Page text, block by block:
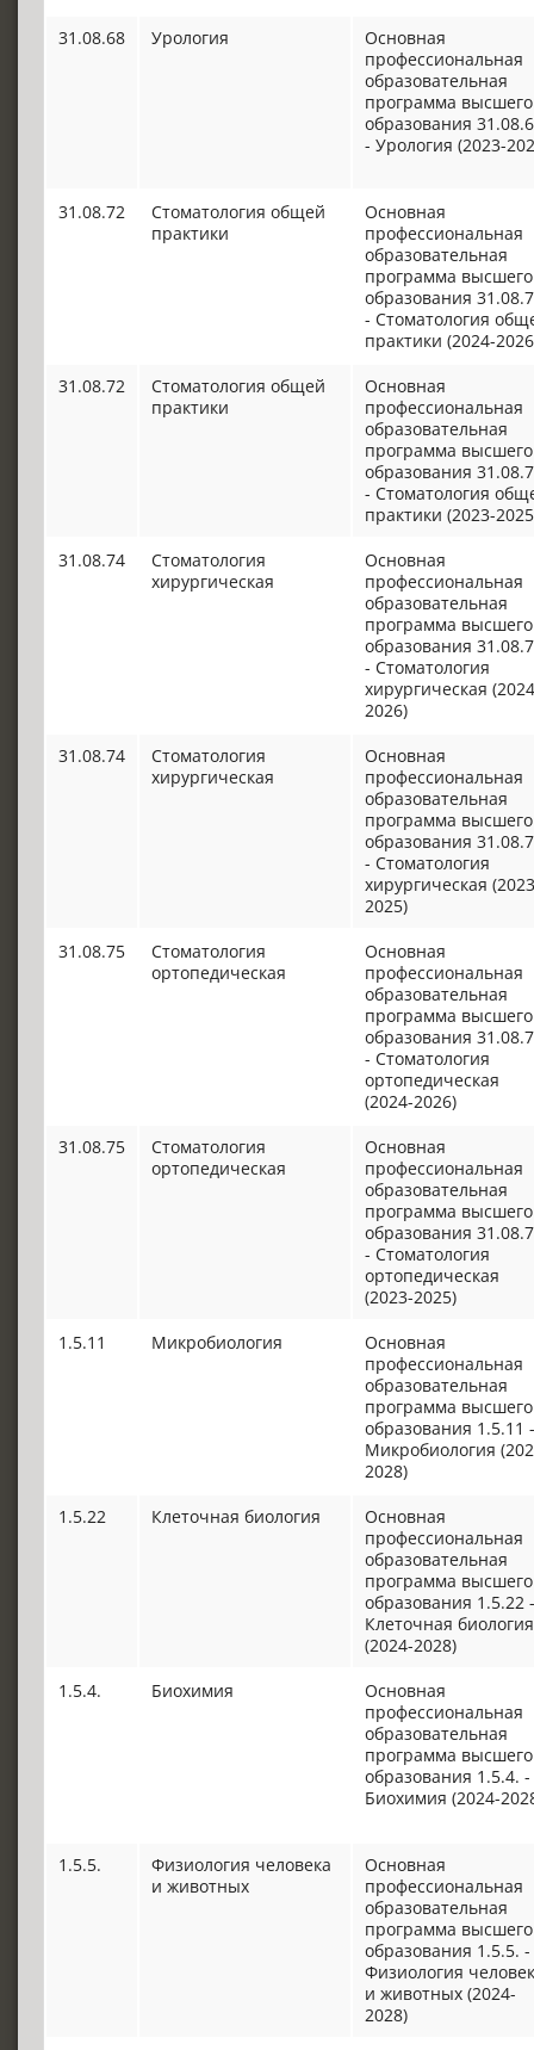
31.08.68 Урология
Основная
профессиональная
образовательная
программа высшего
образования
- Урология (2023-
31.08.72
Стоматология общей
практики
Основная
профессиональная
образовательная
программа высшего
образования
- Стоматология
практики (2024-
31.08.72
Стоматология общей
практики
Основная
профессиональная
образовательная
программа высшего
образования
- Стоматология
практики (2023-
31.08.74
Стоматология
хирургическая
Основная
профессиональная
образовательная
программа высшего
образования
- Стоматология
хирургическая
2026)
31.08.74
Стоматология
хирургическая
Основная
профессиональная
образовательная
программа высшего
образования
- Стоматология
хирургическая
2025)
31.08.75
Стоматология
ортопедическая
Основная
профессиональная
образовательная
программа высшего
образования
- Стоматология
ортопедическая
(2024-2026)
31.08.75
Стоматология
ортопедическая
Основная
профессиональная
образовательная
программа высшего
образования
- Стоматология
ортопедическая
(2023-2025)
1.5.11
Микробиология
Основная
профессиональная
образовательная
программа высшего
образования 1.5.11 -
Микробиология
2028)
1.5.22
Клеточная биология
Основная
профессиональная
образовательная
программа высшего
образования 1.5.22 -
Клеточная биология
(2024-2028)
1.5.4.
Биохимия
Основная
профессиональная
образовательная
программа высшего
образования 1.5.4. -
Биохимия (2024-
1.5.5.
Физиология человека
и животных
Основная
профессиональная
образовательная
программа высшего
образования 1.5.5. -
Физиология
и животных (2024-
2028)